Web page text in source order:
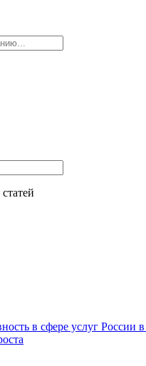
в сфере услуг России